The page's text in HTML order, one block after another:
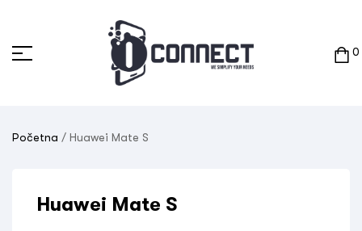
0
Početna / Huawei Mate S
Huawei Mate S